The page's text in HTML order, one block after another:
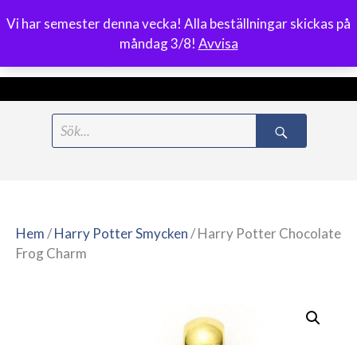
Vi har semester denna vecka! Alla beställningar skickas på
måndag 3/8! Avvisa
0
Meny
Hem/Harry Potter Smycken/ Harry Potter Chocolate
Frog Charm